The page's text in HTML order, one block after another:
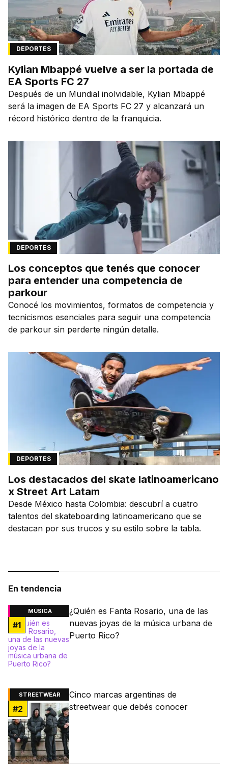
DEPORTES
Kylian Mbappé vuelve a ser la portada de
EA Sports FC 27
Después de un Mundial inolvidable, Kylian Mbappé
será la imagen de EA Sports FC 27 y alcanzará un
récord histórico dentro de la franquicia.
DEPORTES
Los conceptos que tenés que conocer
para entender una competencia de
parkour
Conocé los movimientos, formatos de competencia y
tecnicismos esenciales para seguir una competencia
de parkour sin perderte ningún detalle.
DEPORTES
Los destacados del skate latinoamericano
x Street Art Latam
Desde México hasta Colombia: descubrí a cuatro
talentos del skateboarding latinoamericano que se
destacan por sus trucos y su estilo sobre la tabla.
En tendencia
MÚSICA
#1
¿Quién es Fanta Rosario, una de las
nuevas joyas de la música urbana de
Puerto Rico?
STREETWEAR
#2
Cinco marcas argentinas de
streetwear que debés conocer